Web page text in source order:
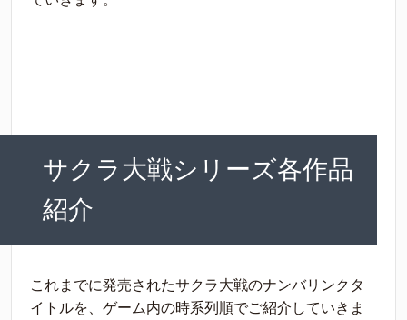
サクラ大戦シリーズ各作品
紹介
これまでに発売されたサクラ大戦のナンバリンクタ
イトルを、ゲーム内の時系列順でご紹介していきま